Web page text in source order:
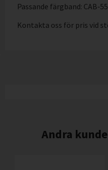
Passande färgband: CAB-
Kontakta oss för pris vid
Andra